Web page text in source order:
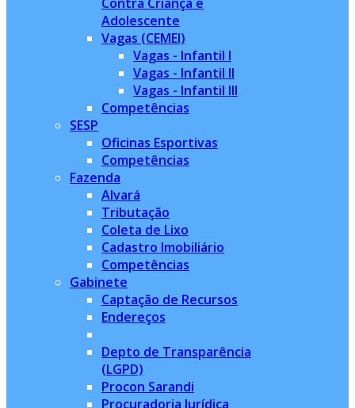
Adolescente
Vagas (CEMEI)
Vagas - Infantil I
Vagas - Infantil II
Vagas - Infantil III
Competências
SESP
Oficinas Esportivas
Competências
Fazenda
Alvará
Tributação
Coleta de Lixo
Cadastro Imobiliário
Competências
Gabinete
Captação de Recursos
Endereços
Depto de Transparência
(LGPD)
Procon Sarandi
Procuradoria Jurídica